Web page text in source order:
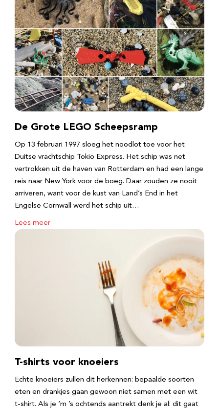
De Grote LEGO Scheepsramp
Op 13 februari 1997 sloeg het noodlot toe voor het
Duitse vrachtschip Tokio Express. Het schip was net
vertrokken uit de haven van Rotterdam en had een lange
reis naar New York voor de boeg. Daar zouden ze nooit
arriveren, want voor de kust van Land’s End in het
Engelse Cornwall werd het schip uit…
Lees meer
T-shirts voor knoeiers
Echte knoeiers zullen dit herkennen: bepaalde soorten
eten en drankjes gaan gewoon niet samen met een wit
t-shirt. Als je ‘m ’s ochtends aantrekt denk je al: dit gaat